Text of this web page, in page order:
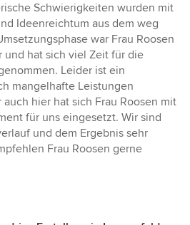
Schwierigkeiten wurden mit
Ideenreichtum aus dem weg
war Frau Roosen
und hat sich viel Zeit für die
Leider ist ein
mangelhafte Leistungen
hier hat sich Frau Roosen mit
für uns eingesetzt. Wir sind
und dem Ergebnis sehr
Frau Roosen gerne